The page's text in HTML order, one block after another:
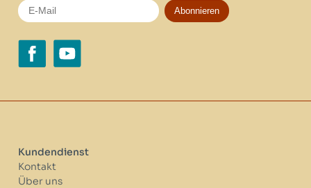
Abonnieren
Kundendienst
Kontakt
Über uns